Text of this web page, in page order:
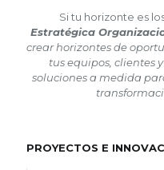
Si tu horizonte es
Estratégica
crear horizontes de
tus equipos, clientes
soluciones a medida
PROYECTOS E